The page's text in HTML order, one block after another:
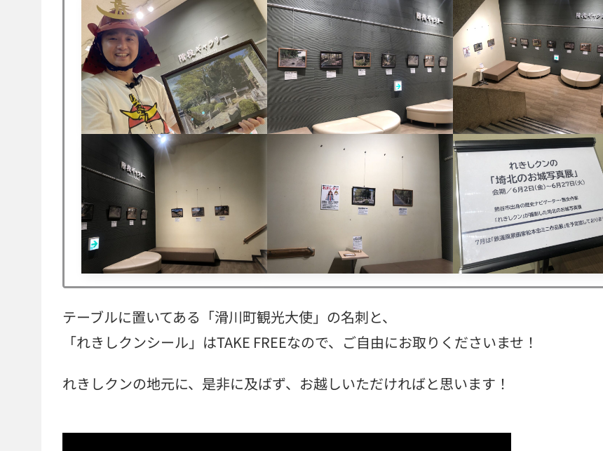
テーブルに置いてある「滑川町観光大使」 の名刺と、
「れきしクンシール」はTAKE FREEなので、ご自由にお取りくださいませ！
れきしクンの地元に、是非に及ばず、お越しいただければと思います！